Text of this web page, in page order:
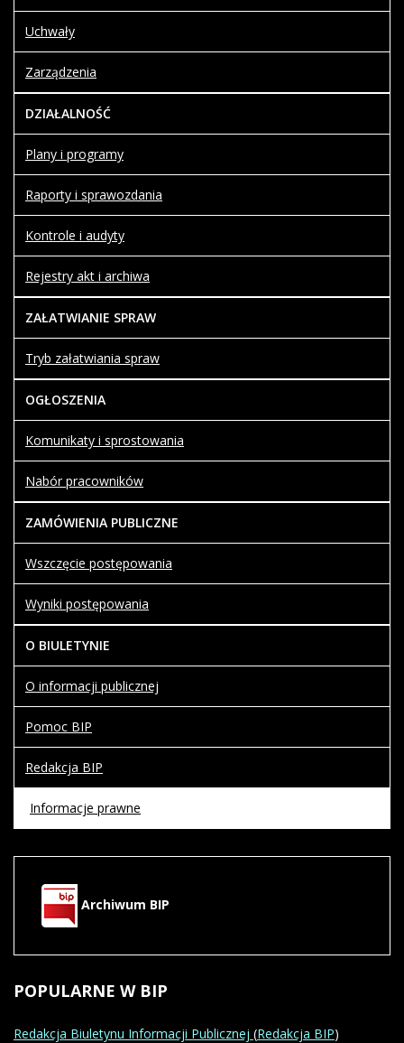
Uchwały
Zarządzenia
DZIAŁALNOŚĆ
Plany i programy
Raporty i sprawozdania
Kontrole i audyty
Rejestry akt i archiwa
ZAŁATWIANIE SPRAW
Tryb załatwiania spraw
OGŁOSZENIA
Komunikaty i sprostowania
Nabór pracowników
ZAMÓWIENIA PUBLICZNE
Wszczęcie postępowania
Wyniki postępowania
O BIULETYNIE
O informacji publicznej
Pomoc BIP
Redakcja BIP
Informacje prawne
Archiwum BIP
POPULARNE W BIP
Redakcja Biuletynu Informacji Publicznej (Redakcja BIP)